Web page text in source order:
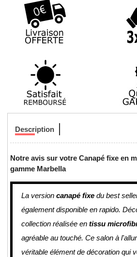
Description
Notre avis sur votre Canapé fixe en
gamme Marbella
La version canapé fixe du best
également disponible en rapido.
collection réalisée en tissu
agréable au touché. Ce salon à
véritable élément de décoration qui